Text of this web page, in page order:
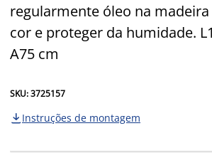
regularmente óleo na
cor e proteger da humidade.
A75 cm
SKU: 3725157
 Instruções de montagem